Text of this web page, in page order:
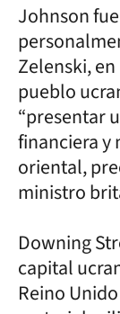
Johnson
Zelenski,
pueblo
“presentar
financiera y
oriental,
ministro
Downing
capital
Reino